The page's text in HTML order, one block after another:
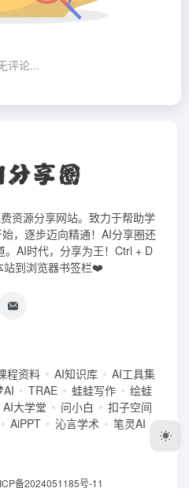
评论...
资源分享网站。致力于帮助学
，逐步迈向精通！AI分享圈还
AI时代，分享为王！Ctrl + D
到浏览器书签栏❤️
程资料 AI知识库
AI工具集
AI TRAE 蛙蛙写作
绘蛙
AI大学堂 问小白
扣子空间
AiPPT 沁言学术 笔灵AI
备2024051185号-11